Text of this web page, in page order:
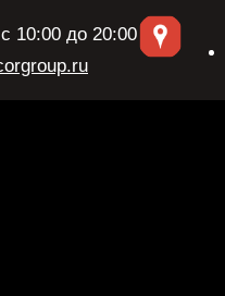
10:00 до 20:00